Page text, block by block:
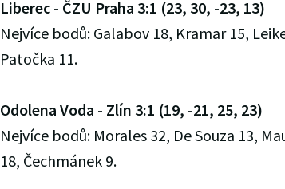
Liberec - ČZU Praha 3:1 (23, 30, -23, 13)
Nejvíce bodů: Galabov 18, Kramar 15,
Patočka 11.
Odolena Voda - Zlín 3:1 (19, -21, 25, 23)
Nejvíce bodů: Morales 32, De Souza 13,
18, Čechmánek 9.